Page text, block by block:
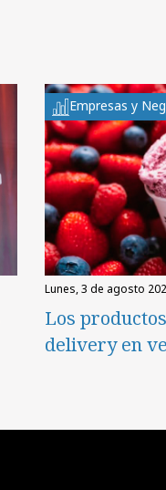
Empresas y
lunes, 3 de agosto
Los
delivery en